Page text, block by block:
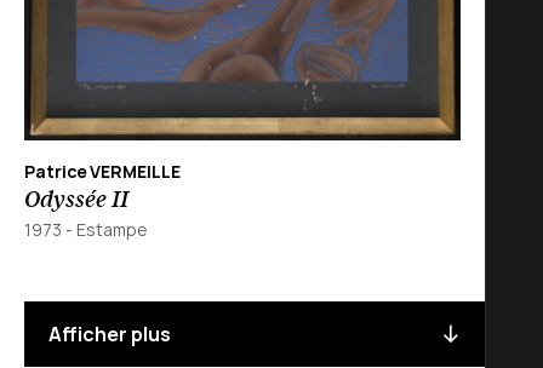
Patrice VERMEILLE
Odyssée II
1973 - Estampe
Afficher plus